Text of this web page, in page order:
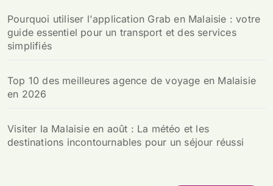
Pourquoi utiliser l'application Grab en Malaisie : votre
guide essentiel pour un transport et des services
simplifiés
Top 10 des meilleures agence de voyage en Malaisie
en 2026
Visiter la Malaisie en août : La météo et les
destinations incontournables pour un séjour réussi